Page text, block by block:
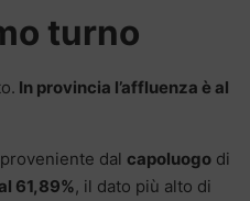
turno
In provincia l’affluenza è al
dal capoluogo di
61,89%, il dato più alto di